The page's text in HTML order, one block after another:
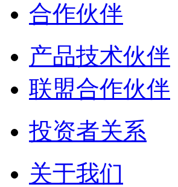
合作伙伴
产品技术伙伴
联盟合作伙伴
投资者关系
关于我们